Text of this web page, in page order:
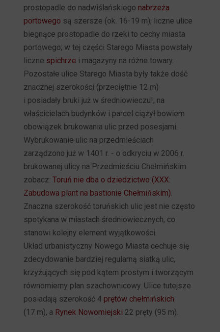
prostopadle do nadwiślańskiego nabrzeża
portowego są szersze (ok. 16-19 m); liczne ulice
biegnące prostopadle do rzeki to cechy miasta
portowego; w tej części Starego Miasta powstały
liczne spichrze i magazyny na różne towary.
Pozostałe ulice Starego Miasta były także dość
znacznej szerokości (przeciętnie 12 m)
i posiadały bruki już w średniowieczu!; na
właścicielach budynków i parcel ciążył bowiem
obowiązek brukowania ulic przed posesjami.
Wybrukowanie ulic na przedmieściach
zarządzono już w 1401 r. - o odkryciu w 2006 r.
brukowanej ulicy na Przedmieściu Chełmińskim
zobacz: Toruń nie dba o dziedzictwo (XXX:
Zabudowa plant na bastionie Chełmińskim).
Znaczna szerokość toruńskich ulic jest nie często
spotykana w miastach średniowiecznych, co
stanowi kolejny element wyjątkowości.
Układ urbanistyczny Nowego Miasta cechuje się
zdecydowanie bardziej regularną siatką ulic,
krzyżujących się pod kątem prostym i tworzącym
równomierny plan szachownicowy. Ulice tutejsze
posiadają szerokość 4 prętów chełmińskich
(17 m), a Rynek Nowomiejski 22 pręty (95 m).